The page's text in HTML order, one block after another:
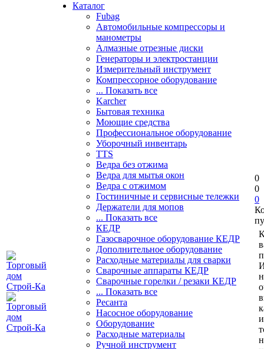
Каталог
Fubag
Автомобильные компрессоры и
манометры
Алмазные отрезные диски
Генераторы и электростанции
Измерительный инструмент
Компрессорное оборудование
... Показать все
Karcher
Бытовая техника
Моющие средства
Профессиональное оборудование
Уборочный инвентарь
TTS
Ведра без отжима
Ведра для мытья окон
Ведра с отжимом
Гостиничные и сервисные тележки
Держатели для мопов
... Показать все
КЕДР
Газосварочное оборудование КЕДР
Дополнительное оборудование
Расходные материалы для сварки
Сварочные аппараты КЕДР
Сварочные горелки / резаки КЕДР
... Показать все
Ресанта
Насосное оборудование
Оборудование
Расходные материалы
Ручной инструмент
0
0
0